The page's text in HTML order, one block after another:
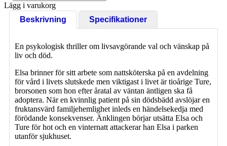
Lägg i varukorg
Beskrivning
Specifikationer
En psykologisk thriller om livsavgörande val och vänskap på
liv och död.
Elsa brinner för sitt arbete som nattsköterska på en avdelning
för vård i livets slutskede men viktigast i livet är tioårige Ture,
brorsonen som hon efter åratal av väntan äntligen ska få
adoptera. När en kvinnlig patient på sin dödsbädd avslöjar en
fruktansvärd familjehemlighet inleds en händelsekedja med
förödande konsekvenser. Änklingen börjar utsätta Elsa och
Ture för hot och en vinternatt attackerar han Elsa i parken
utanför sjukhuset.